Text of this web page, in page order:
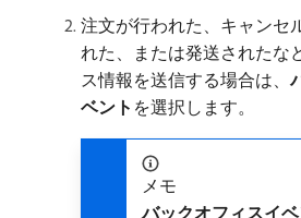
注文が行われた、キャンセ
れた、または発送されたな
ス情報を送信する場合は、
ベント ​を選択します。
メモ
バックオフィスイベ